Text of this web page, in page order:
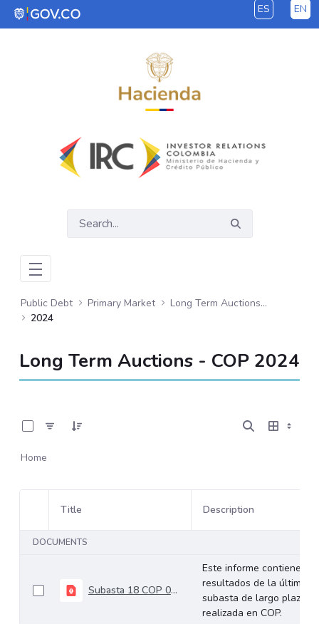
Skip to Main Content ES EN
Public Debt Primary Market
Long Term Auctions - COP
2024
Long Term Auctions - COP 2024
Home
Item Selection
Title Description
DOCUMENTS
Subasta 18 COP 09-10-2024
Este informe contiene los
resultados de la última
subasta de largo plazo
realizada en COP.